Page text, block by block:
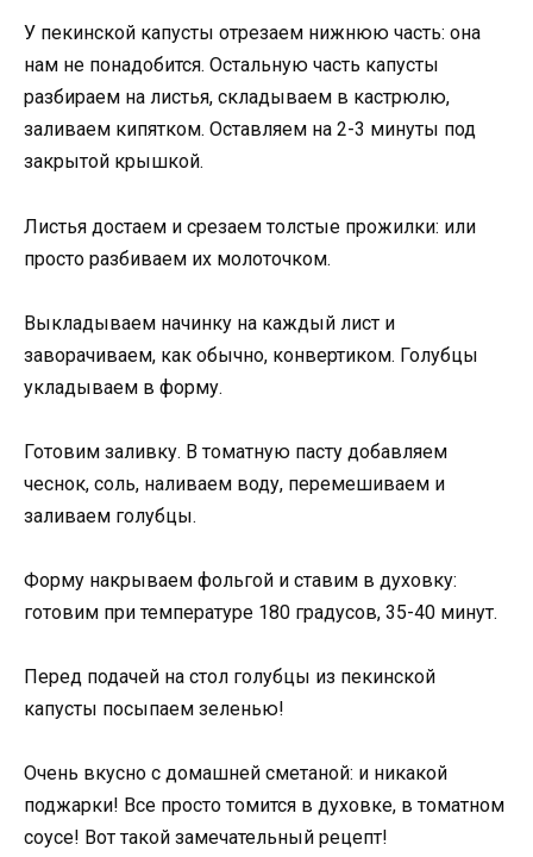
У пекинской капусты отрезаем нижнюю часть: она
нам не понадобится. Остальную часть капусты
разбираем на листья, складываем в кастрюлю,
заливаем кипятком. Оставляем на 2-3 минуты под
закрытой крышкой.
Листья достаем и срезаем толстые прожилки: или
просто разбиваем их молоточком.
Выкладываем начинку на каждый лист и
заворачиваем, как обычно, конвертиком. Голубцы
укладываем в форму.
Готовим заливку. В томатную пасту добавляем
чеснок, соль, наливаем воду, перемешиваем и
заливаем голубцы.
Форму накрываем фольгой и ставим в духовку:
готовим при температуре 180 градусов, 35-40 минут.
Перед подачей на стол голубцы из пекинской
капусты посыпаем зеленью!
Очень вкусно с домашней сметаной: и никакой
поджарки! Все просто томится в духовке, в томатном
соусе! Вот такой замечательный рецепт!